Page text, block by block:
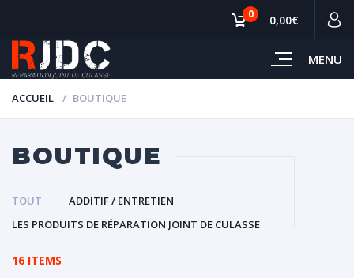
MENU
0 0,00€
ACCUEIL BOUTIQUE
BOUTIQUE
TOUT
ADDITIF / ENTRETIEN
LES PRODUITS DE RÉPARATION JOINT DE CULASSE
16 ITEMS